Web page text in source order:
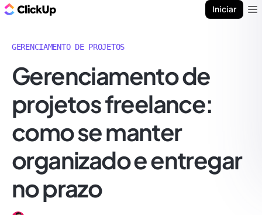
Iniciar
GERENCIAMENTO DE PROJETOS
Gerenciamento de
projetos freelance:
como se manter
organizado e entregar
no prazo